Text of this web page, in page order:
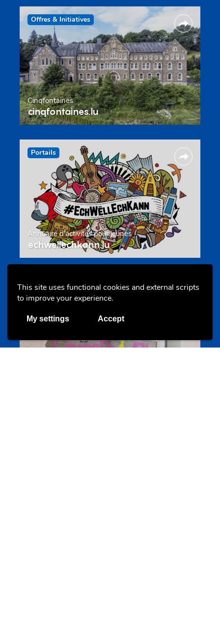
This site uses functional cookies and external scripts
to improve your experience.
My settings Accept
Offres & Initiatives
Cinqfontaines
cinqfontaines.lu
Portails
Annuaire d’activités pour jeunes
echwellechkann.lu
Offres & Initiatives